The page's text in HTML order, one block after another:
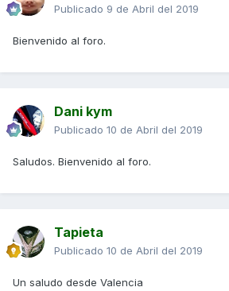
Publicado 9 de Abril del 2019
Bienvenido al foro.
Dani kym
Publicado 10 de Abril del 2019
Saludos. Bienvenido al foro.
Tapieta
Publicado 10 de Abril del 2019
Un saludo desde Valencia